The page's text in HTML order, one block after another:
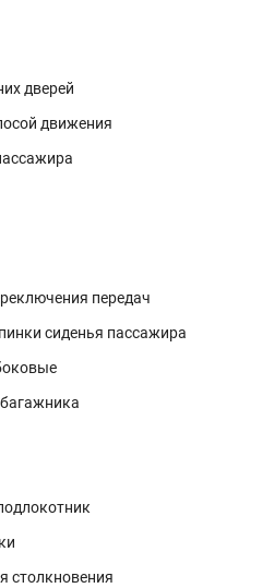
дверей
движения
передач
сиденья пассажира
столкновения